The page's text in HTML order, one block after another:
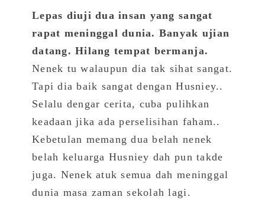
Lepas diuji dua insan yang sangat
rapat meninggal dunia. Banyak ujian
datang. Hilang tempat bermanja.
Nenek tu walaupun dia tak sihat sangat.
Tapi dia baik sangat dengan Husniey..
Selalu dengar cerita, cuba pulihkan
keadaan jika ada perselisihan faham..
Kebetulan memang dua belah nenek
belah keluarga Husniey dah pun takde
juga. Nenek atuk semua dah meninggal
dunia masa zaman sekolah lagi.